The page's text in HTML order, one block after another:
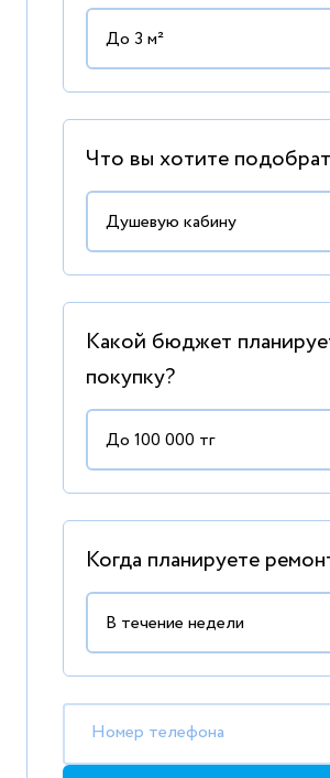
Что вы хотите
Какой бюджет
покупку?
Когда планируете
Номер телефона